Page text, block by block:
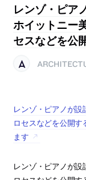
レンゾ・ピア
ホイットニー
セスなどを公
レンゾ・ピアノが
ロセスなどを公開
ます
レンゾ・ピアノが